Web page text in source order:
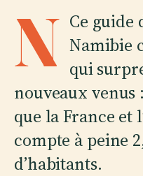
N Ce guide
Namibie
qui
nouveaux venus
que la France et
compte à peine
d’habitants.